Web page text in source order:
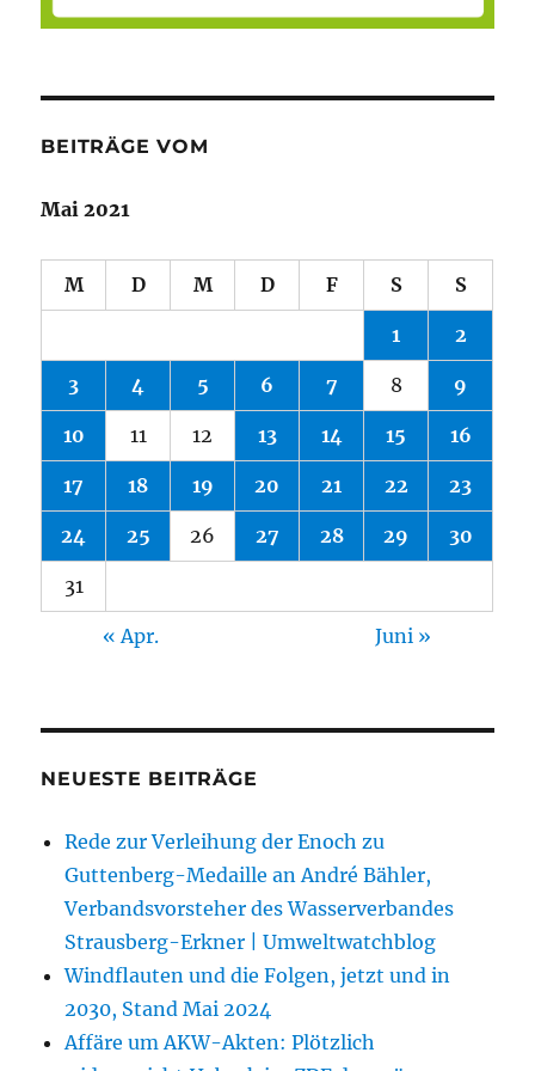
BEITRÄGE VOM
Mai 2021
M D M D F S S
1 2
3 4 5 6 7 8 9
10 11 12 13 14 15 16
17 18 19 20 21 22 23
24 25 26 27 28 29 30
31
« Apr. Juni »
NEUESTE BEITRÄGE
Rede zur Verleihung der Enoch zu
Guttenberg-Medaille an André Bähler,
Verbandsvorsteher des Wasserverbandes
Strausberg-Erkner | Umweltwatchblog
Windflauten und die Folgen, jetzt und in
2030, Stand Mai 2024
Affäre um AKW-Akten: Plötzlich